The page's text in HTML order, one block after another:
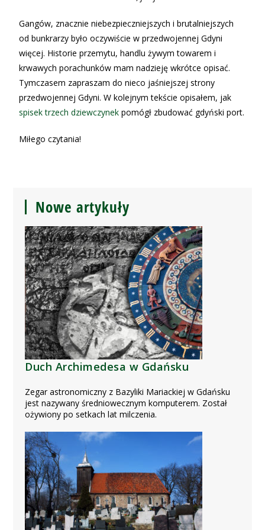
Gangów, znacznie niebezpieczniejszych i brutalniejszych
od bunkrarzy było oczywiście w przedwojennej Gdyni
więcej. Historie przemytu, handlu żywym towarem i
krwawych porachunków mam nadzieję wkrótce opisać.
Tymczasem zapraszam do nieco jaśniejszej strony
przedwojennej Gdyni. W kolejnym tekście opisałem, jak
spisek trzech dziewczynek pomógł zbudować gdyński port.
Miłego czytania!
Nowe artykuły
Duch Archimedesa w Gdańsku
Zegar astronomiczny z Bazyliki Mariackiej w Gdańsku
jest nazywany średniowecznym komputerem. Został
ożywiony po setkach lat milczenia.